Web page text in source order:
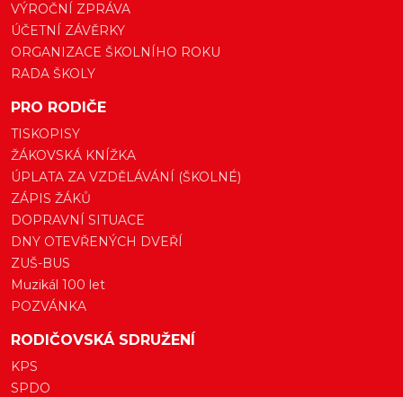
VÝROČNÍ ZPRÁVA
ÚČETNÍ ZÁVĚRKY
ORGANIZACE ŠKOLNÍHO ROKU
RADA ŠKOLY
PRO RODIČE
TISKOPISY
ŽÁKOVSKÁ KNÍŽKA
ÚPLATA ZA VZDĚLÁVÁNÍ (ŠKOLNÉ)
ZÁPIS ŽÁKŮ
DOPRAVNÍ SITUACE
DNY OTEVŘENÝCH DVEŘÍ
ZUŠ-BUS
Muzikál 100 let
POZVÁNKA
RODIČOVSKÁ SDRUŽENÍ
KPS
SPDO